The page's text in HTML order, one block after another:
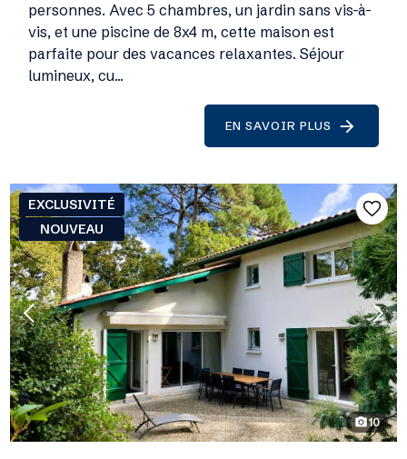
personnes. Avec 5 chambres, un jardin sans vis-à-
vis, et une piscine de 8x4 m, cette maison est
parfaite pour des vacances relaxantes. Séjour
lumineux, cu...
EN SAVOIR PLUS
photo_camera10
EXCLUSIVITÉ
NOUVEAU